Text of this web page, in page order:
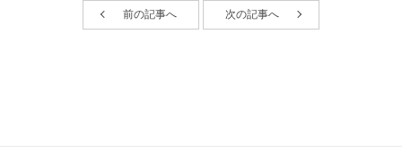
前の記事へ 次の記事へ